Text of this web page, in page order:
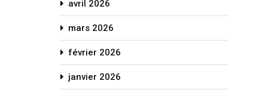
avril 2026
mars 2026
février 2026
janvier 2026